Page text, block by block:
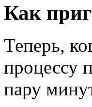
Как
Теперь,
процессу
пару